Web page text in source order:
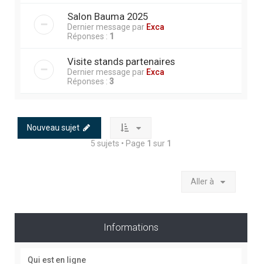
Salon Bauma 2025
Dernier message par Exca
Réponses : 1
Visite stands partenaires
Dernier message par Exca
Réponses : 3
Nouveau sujet
5 sujets • Page 1 sur 1
Aller à
Informations
Qui est en ligne